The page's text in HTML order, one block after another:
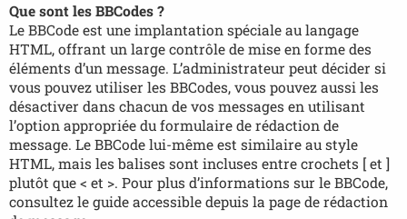
Que sont les BBCodes ?
Le BBCode est une implantation spéciale au langage
HTML, offrant un large contrôle de mise en forme des
éléments d’un message. L’administrateur peut décider si
vous pouvez utiliser les BBCodes, vous pouvez aussi les
désactiver dans chacun de vos messages en utilisant
l’option appropriée du formulaire de rédaction de
message. Le BBCode lui-même est similaire au style
HTML, mais les balises sont incluses entre crochets [ et ]
plutôt que < et >. Pour plus d’informations sur le BBCode,
consultez le guide accessible depuis la page de rédaction